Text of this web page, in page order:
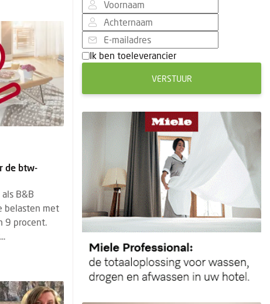
de btw-
B&B
belasten met
9 procent.
Ik ben toeleverancier
VERSTUUR